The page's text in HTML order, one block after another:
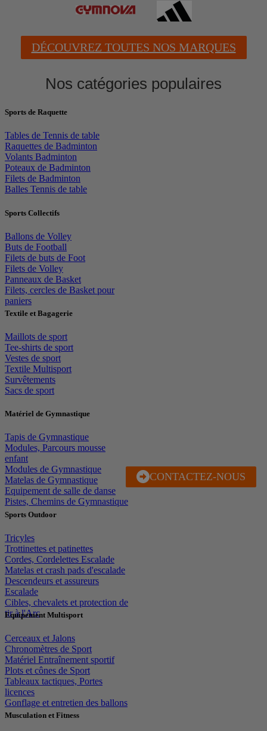
J'EN PROFITE
CONTACTEZ-NOUS
DÉCOUVREZ TOUTES NOS MARQUES
Nos catégories populaires
Sports de Raquette
Tables de Tennis de table
Raquettes de Badminton
Volants Badminton
Poteaux de Badminton
Filets de Badminton
Balles Tennis de table
Sports Collectifs
Ballons de Volley
Buts de Football
Filets de buts de Foot
Filets de Volley
Panneaux de Basket
Filets, cercles de Basket pour
paniers
Textile et Bagagerie
Maillots de sport
Tee-shirts de sport
Vestes de sport
Textile Multisport
Survêtements
Sacs de sport
Matériel de Gymnastique
Tapis de Gymnastique
Modules, Parcours mousse
enfant
Modules de Gymnastique
Matelas de Gymnastique
Equipement de salle de danse
Pistes, Chemins de Gymnastique
Sports Outdoor
Tricyles
Trottinettes et patinettes
Cordes, Cordelettes Escalade
Matelas et crash pads d'escalade
Descendeurs et assureurs
Escalade
Cibles, chevalets et protection de
tir à l'Arc
Equipement Multisport
Cerceaux et Jalons
Chronomètres de Sport
Matériel Entraînement sportif
Plots et cônes de Sport
Tableaux tactiques, Portes
licences
Gonflage et entretien des ballons
Musculation et Fitness